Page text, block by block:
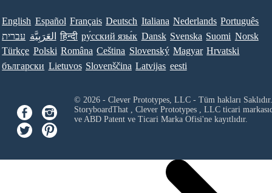
English Español Français Deutsch Italiana Nederlands Português
עברית العَرَبِيَّة हिन्दी ру́сский язы́к Dansk Svenska Suomi Norsk
Türkçe Polski Româna Ceština Slovenský Magyar Hrvatski
български Lietuvos Slovenščina Latvijas eesti
© 2026 - Clever Prototypes, LLC - Tüm hakları Saklıdır.
StoryboardThat , Clever Prototypes , LLCticari
ve ABD Patent ve Ticari Marka Ofisi'ne kayıtlıdır.